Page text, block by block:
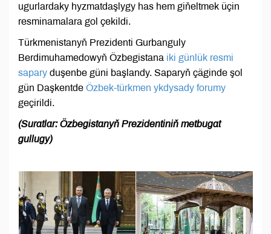
ugurlardaky hyzmatdaşlygy has hem giňeltmek üçin
resminamalara gol çekildi.
Türkmenistanyň Prezidenti Gurbanguly
Berdimuhamedowyň Özbegistana iki günlük resmi
sapary duşenbe güni başlandy. Saparyň çäginde şol
gün Daşkentde Özbek-türkmen ykdysady forumy
geçirildi.
(Suratlar: Özbegistanyň Prezidentiniň metbugat
gullugy)